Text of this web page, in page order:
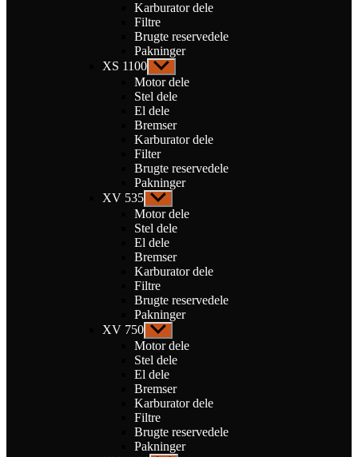
Karburator dele
Filtre
Brugte reservedele
Pakninger
XS 1100 Vis
undermenu
Motor dele
Stel dele
El dele
Bremser
Karburator dele
Filter
Brugte reservedele
Pakninger
XV 535 Vis
undermenu
Motor dele
Stel dele
El dele
Bremser
Karburator dele
Filtre
Brugte reservedele
Pakninger
XV 750 Vis
undermenu
Motor dele
Stel dele
El dele
Bremser
Karburator dele
Filtre
Brugte reservedele
Pakninger